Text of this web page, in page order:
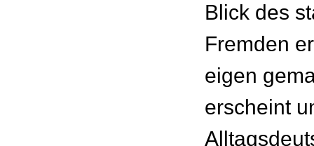
Blick des
Fremden
eigen
erscheint